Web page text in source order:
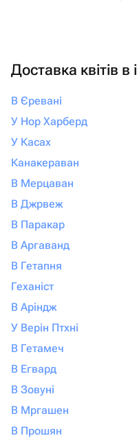
Доставка квітів в
В Єревані
У Нор Харберд
У Касах
Канакераван
В Мерцаван
В Джрвеж
В Паракар
В Аргаванд
В Гетапня
Геханіст
В Аріндж
У Верін Птхні
В Гетамеч
В Егвард
В Зовуні
В Мргашен
В Прошян